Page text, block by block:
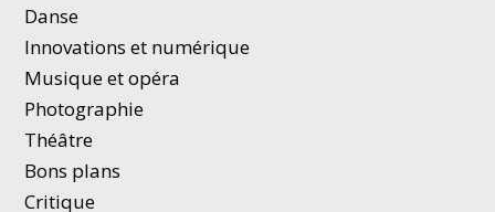
Danse
Innovations et numérique
Musique et opéra
Photographie
Théâtre
Bons plans
Critique